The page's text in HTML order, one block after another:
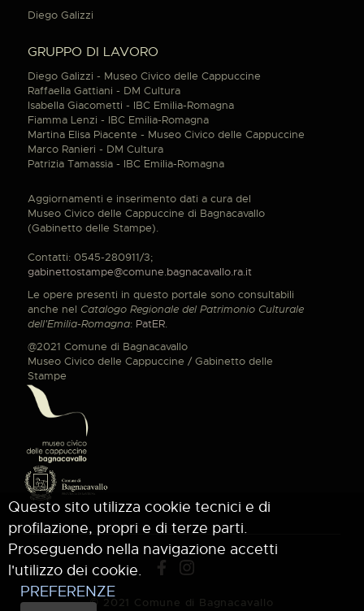
Diego Galizzi
GRUPPO DI LAVORO
Diego Galizzi - Museo Civico delle Cappuccine
Raffaella Gattiani - DM Cultura
Isabella Giacometti - IBC Emilia-Romagna
Fiamma Lenzi - IBC Emilia-Romagna
Martina Elisa Piacente - Museo Civico delle Cappuccine
Marco Ranieri - DM Cultura
Patrizia Tamassia - IBC Emilia-Romagna
Aggiornamenti e inserimento dati a cura del
Museo Civico delle Cappuccine di Bagnacavallo
(Gabinetto delle Stampe).
Contatti: 0545-280911/3;
gabinettostampe@comune.bagnacavallo.ra.it
Le opere presenti in questo portale sono consultabili
anche nel Catalogo Regionale del Patrimonio Culturale
dell'Emilia-Romagna: PatER.
@2021 Comune di Bagnacavallo
Museo Civico delle Cappuccine / Gabinetto delle
Stampe
© 2021 Comune di Bagnacavallo
Questo sito utilizza cookie tecnici e di
profilazione, propri e di terze parti.
Proseguendo nella navigazione accetti
l'utilizzo dei cookie.
PREFERENZE